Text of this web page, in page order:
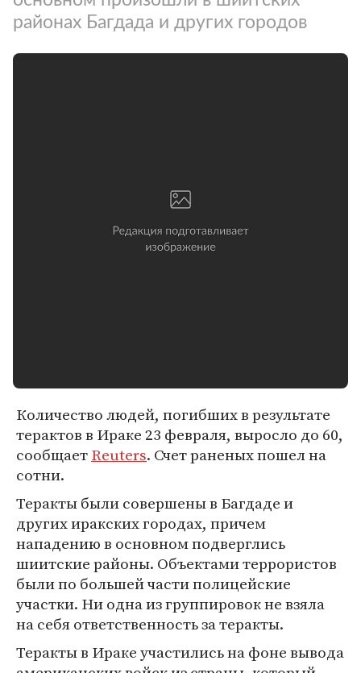
районах Багдада и других городов
Количество людей, погибших в результате
терактов в Ираке 23 февраля, выросло до 60,
сообщаетReuters. Счет раненых пошел на
сотни.
Теракты были совершены в Багдаде и
других иракских городах, причем
нападению в основном подверглись
шиитские районы. Объектами террористов
были по большей части полицейские
участки. Ни одна из группировок не взяла
на себя ответственность за теракты.
Теракты в Ираке участились на фоне вывода